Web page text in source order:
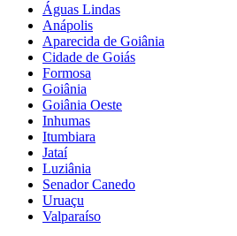
Águas Lindas
Anápolis
Aparecida de Goiânia
Cidade de Goiás
Formosa
Goiânia
Goiânia Oeste
Inhumas
Itumbiara
Jataí
Luziânia
Senador Canedo
Uruaçu
Valparaíso